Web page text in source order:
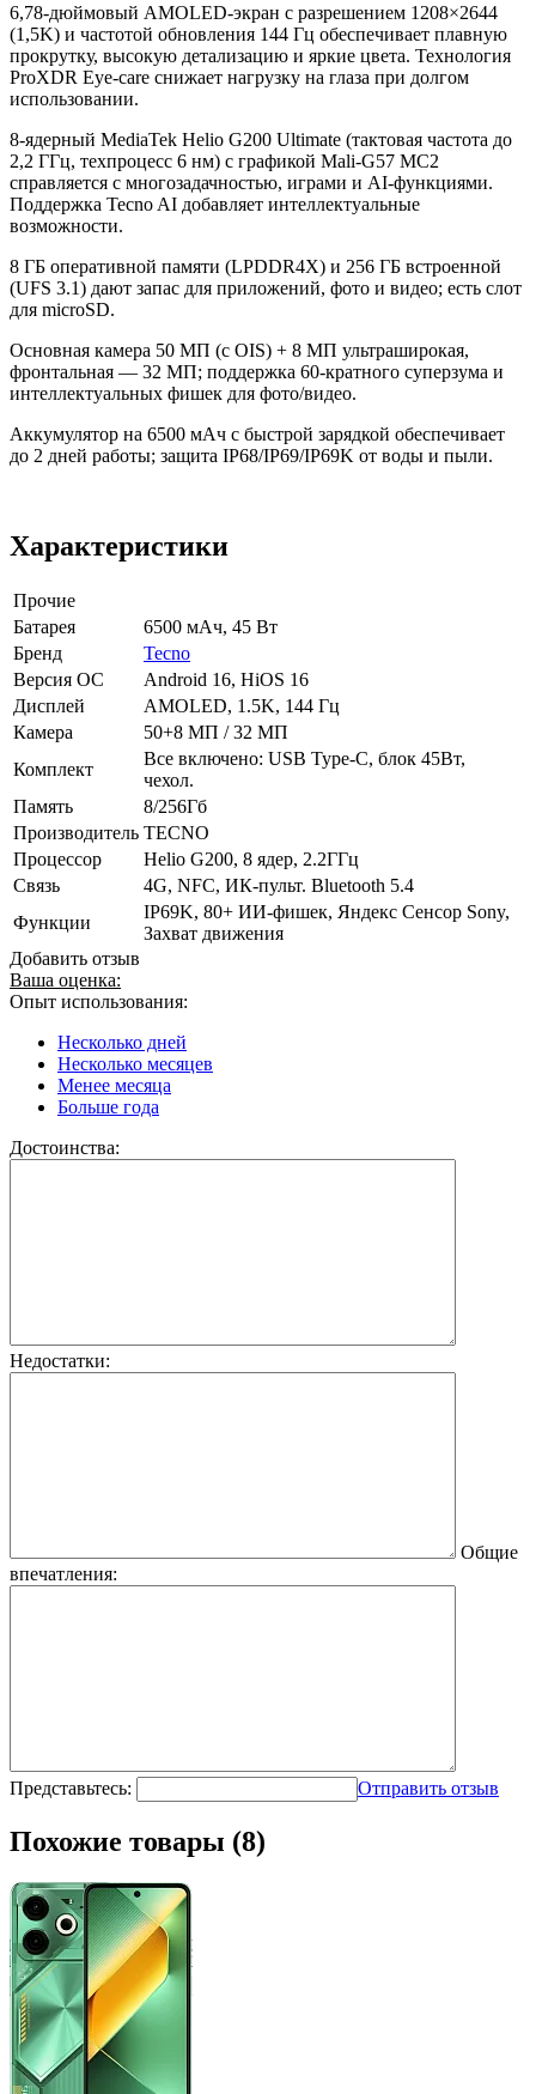
6,78-дюймовый AMOLED-экран с разрешением 1208×2644
(1,5K) и частотой обновления 144 Гц обеспечивает плавную
прокрутку, высокую детализацию и яркие цвета. Технология
ProXDR Eye-care снижает нагрузку на глаза при долгом
использовании.
8-ядерный MediaTek Helio G200 Ultimate (тактовая частота до
2,2 ГГц, техпроцесс 6 нм) с графикой Mali-G57 MC2
справляется с многозадачностью, играми и AI-функциями.
Поддержка Tecno AI добавляет интеллектуальные
возможности.
8 ГБ оперативной памяти (LPDDR4X) и 256 ГБ встроенной
(UFS 3.1) дают запас для приложений, фото и видео; есть слот
для microSD.
Основная камера 50 МП (с OIS) + 8 МП ультраширокая,
фронтальная — 32 МП; поддержка 60-кратного суперзума и
интеллектуальных фишек для фото/видео.
Аккумулятор на 6500 мАч с быстрой зарядкой обеспечивает
до 2 дней работы; защита IP68/IP69/IP69K от воды и пыли.
Характеристики
Прочие
Батарея
6500 мАч, 45 Вт
Бренд
Tecno
Версия ОС
Android 16, HiOS 16
Дисплей
AMOLED, 1.5K, 144 Гц
Камера
50+8 МП / 32 МП
Комплект
Все включено: USB Type-C, блок 45Вт,
чехол.
Память
8/256Гб
Производитель TECNO
Процессор
Helio G200, 8 ядер, 2.2ГГц
Связь
4G, NFC, ИК-пульт. Bluetooth 5.4
Функции
IP69K, 80+ ИИ-фишек, Яндекс Сенсор Sony,
Захват движения
Добавить отзыв
Ваша оценка:
Опыт использования:
Несколько дней
Несколько месяцев
Менее месяца
Больше года
Достоинства:
Недостатки:
Общие
впечатления:
Представьтесь: Отправить отзыв
Похожие товары (8)